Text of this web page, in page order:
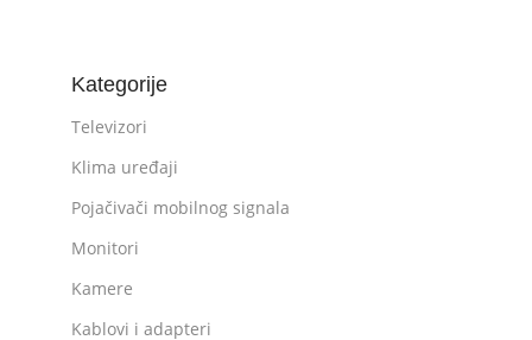
Kategorije
Televizori
Klima uređaji
Pojačivači mobilnog signala
Monitori
Kamere
Kablovi i adapteri